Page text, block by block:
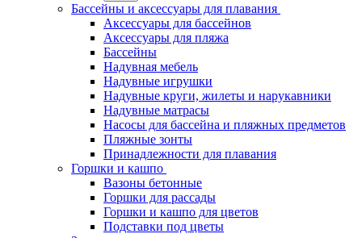
Бассейны и аксессуары для плавания
Аксессуары для бассейнов
Аксессуары для пляжа
Бассейны
Надувная мебель
Надувные игрушки
Надувные круги, жилеты и нарукавники
Надувные матрасы
Насосы для бассейна и пляжных предметов
Пляжные зонты
Принадлежности для плавания
Горшки и кашпо
Вазоны бетонные
Горшки для рассады
Горшки и кашпо для цветов
Подставки под цветы